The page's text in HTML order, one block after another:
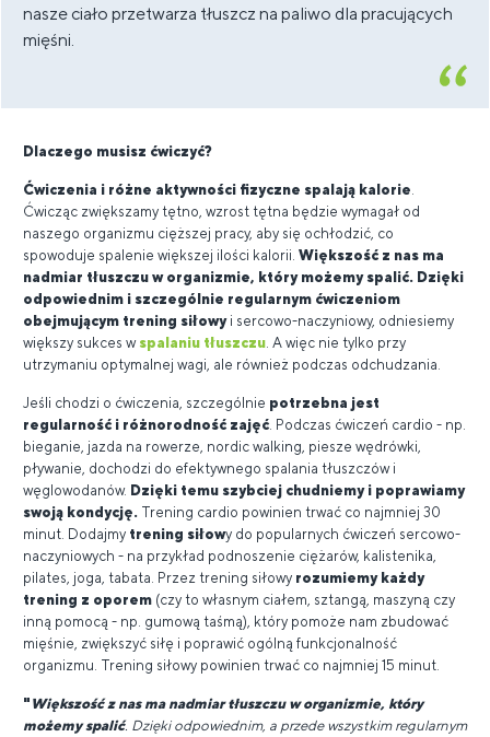
nasze ciało przetwarza tłuszcz na paliwo dla pracujących
mięśni.
Dlaczego musisz ćwiczyć?
Ćwiczenia i różne aktywności fizyczne spalają kalorie
Ćwicząc zwiększamy tętno, wzrost tętna będzie wymagał od
naszego organizmu cięższej pracy, aby się ochłodzić, co
spowoduje spalenie większej ilości kalorii. Większość z nas ma
nadmiar tłuszczu w organizmie, który możemy spalić. Dzięki
odpowiednim i szczególnie regularnym ćwiczeniom
obejmującym trening siłowyi sercowo-naczyniowy, odniesiemy
większy sukces w spalaniu tłuszczu . A więc nie tylko przy
utrzymaniu optymalnej wagi, ale również podczas odchudzania.
Jeśli chodzi o ćwiczenia, szczególnie potrzebna jest
regularność i różnorodność zajęć . Podczas ćwiczeń cardio - np.
bieganie, jazda na rowerze, nordic walking, piesze wędrówki,
pływanie, dochodzi do efektywnego spalania tłuszczów i
węglowodanów. Dzięki temu szybciej chudniemy i poprawiamy
swoją kondycję. Trening cardio powinien trwać co najmniej 30
minut. Dodajmy trening siłowy do popularnych ćwiczeń sercowo-
naczyniowych - na przykład podnoszenie ciężarów, kalistenika,
pilates, joga, tabata. Przez trening siłowy rozumiemy każdy
trening z oporem (czy to własnym ciałem, sztangą, maszyną czy
inną pomocą - np. gumową taśmą), który pomoże nam zbudować
mięśnie, zwiększyć siłę i poprawić ogólną funkcjonalność
organizmu. Trening siłowy powinien trwać co najmniej 15 minut.
" Większość z nas ma nadmiar tłuszczu w organizmie, który
możemy spalić. Dzięki odpowiednim, a przede wszystkim regularnym